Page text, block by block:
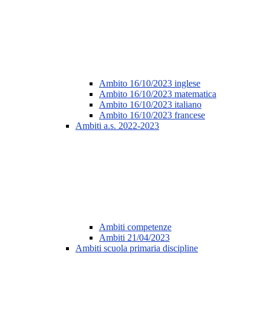
Ambito 16/10/2023 inglese
Ambito 16/10/2023 matematica
Ambito 16/10/2023 italiano
Ambito 16/10/2023 francese
Ambiti a.s. 2022-2023
Ambiti competenze
Ambiti 21/04/2023
Ambiti scuola primaria discipline